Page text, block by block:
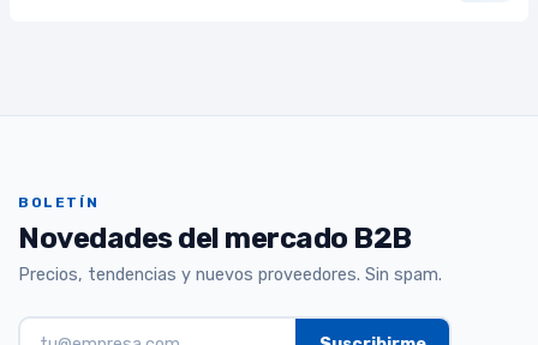
BOLETÍN
Novedades del mercado B2B
Precios, tendencias y nuevos proveedores. Sin spam.